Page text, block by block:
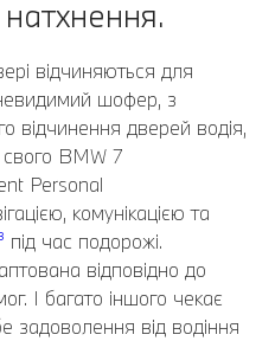
відчиняються для
шофер, з
відчинення дверей водія,
BMW 7
Personal
комунікацією та
під час подорожі.
відповідно до
І багато іншого чекає
задоволення від водіння